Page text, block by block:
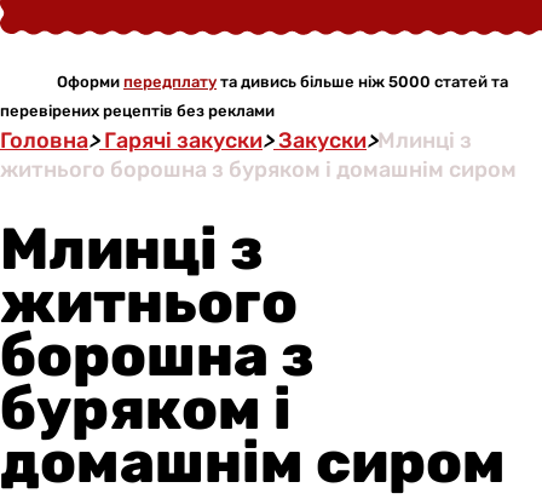
Оформи передплату та дивись більше ніж 5000 статей та
перевірених рецептів без реклами
Головна>Гарячі закуски>Закуски>Млинці з
житнього борошна з буряком і домашнім сиром
Млинці з
житнього
борошна з
буряком і
домашнім сиром